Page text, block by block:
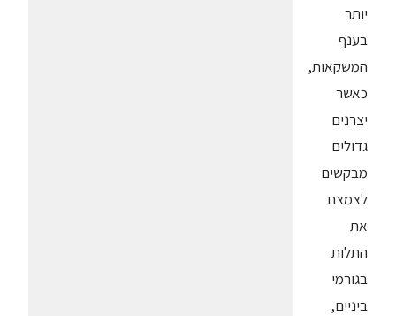
יותר
בענף
המשקאות,
כאשר
יצרנים
גדולים
מבקשים
לצמצם
את
התלות
בגורמי
ביניים,